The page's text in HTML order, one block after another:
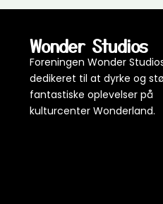
Wonder Studios
Foreningen Wonder
dedikeret til at dyrke og
fantastiske oplevelser på
kulturcenter Wonderland.